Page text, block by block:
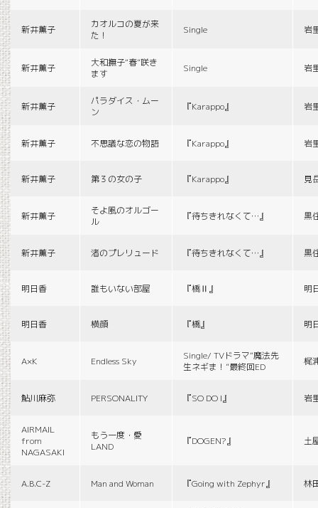
新井薫子
カオルコの夏が来
た！
Single 岩
新井薫子
大和撫子“春”咲き
ます
Single 岩
新井薫子
パラダイス・ムー
ン
『Karappo』 岩
新井薫子 不思議な恋の物語 『Karappo』 岩
新井薫子 第３の女の子 『Karappo』 見
新井薫子
そよ風のオルゴー
ル
『待ちきれなくて…』 黒
新井薫子 渚のプレリュード 『待ちきれなくて…』 黒
明日香 誰もいない部屋 『橋Ⅱ』 明
明日香 横顔 『橋』 明
A×K Endless Sky
Single/ TVドラマ“魔法先
生ネギま！”最終回ED
梶
鮎川麻弥 PERSONALITY 『SO DO I』 岩
AIRMAIL
from
NAGASAKI
もう一度・愛
LAND
『DOGEN?』 土
A.B.C-Z Man and Woman 『Going with Zephyr』 林